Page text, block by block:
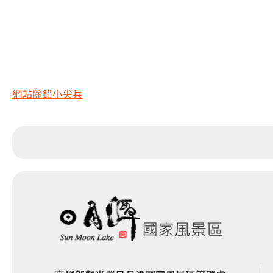
網站除錯小尖兵